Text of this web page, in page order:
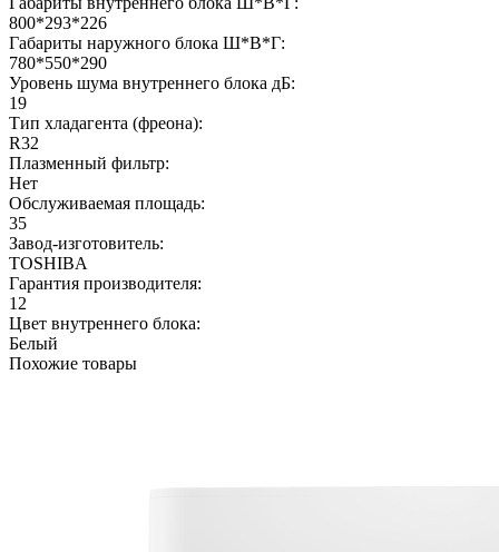
800*293*226
Габариты наружного блока Ш*В*Г:
780*550*290
Уровень шума внутреннего блока дБ:
19
Тип хладагента (фреона):
R32
Плазменный фильтр:
Нет
Обслуживаемая площадь:
35
Завод-изготовитель:
TOSHIBA
Гарантия производителя:
12
Цвет внутреннего блока:
Белый
Похожие товары